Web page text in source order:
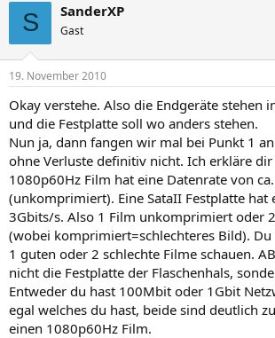
S SanderXP
Gast
19. November 2010
Okay verstehe. Also die Endgeräte stehen
und die Festplatte soll wo anders stehen.
Nun ja, dann fangen wir mal bei Punkt 1
ohne Verluste definitiv nicht. Ich erkläre
1080p60Hz Film hat eine Datenrate von
(unkomprimiert). Eine SataII Festplatte hat
3Gbits/s. Also 1 Film unkomprimiert oder
(wobei komprimiert=schlechteres Bild). Du
1 guten oder 2 schlechte Filme schauen.
nicht die Festplatte der Flaschenhals,
Entweder du hast 100Mbit oder 1Gbit
egal welches du hast, beide sind deutlich
einen 1080p60Hz Film.